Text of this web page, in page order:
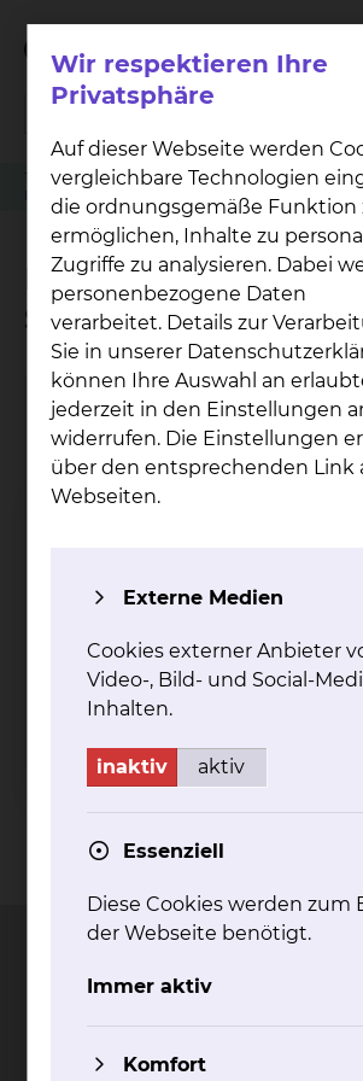
Therapeutische Verfahren
Nephrologie &
Physiotherapie am Standort Salzdahlumer Straße
Physiotherapie am
Salzdahlumer
Tel.:+49 531 595
Fax: +49 531 595 2567(07:00
Kontakt Impressum
Städtisches Klinikum
Braunschweig gGmbH
Wir respektieren Ihre
Privatsphäre
Auf dieser Webseite werden
vergleichbare Technologien
die ordnungsgemäße Funktion
ermöglichen, Inhalte zu
Zugriffe zu analysieren. Dabei
personenbezogene Daten
verarbeitet. Details zur
Sie in unserer
können Ihre Auswahl an
jederzeit in den Einstellungen
widerrufen. Die Einstellungen
über den entsprechenden Link
Webseiten.
Externe Medien
Cookies externer Anbieter
Video-, Bild- und Social-
Inhalten.
inaktiv aktiv
Essenziell
Diese Cookies werden zum
der Webseite benötigt.
Immer aktiv
Komfort